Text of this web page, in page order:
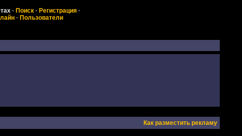
· Поиск· Регистрация·
· Пользователи
Как разместить рекламу